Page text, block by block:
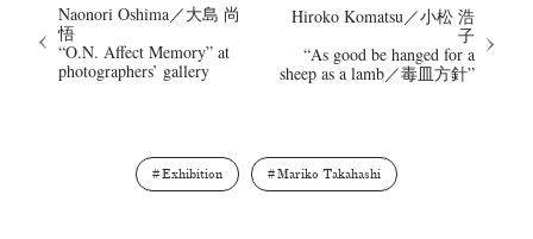
Naonori Oshima／大島 尚
悟
“O.N. Affect Memory” at
photographers’ gallery
Hiroko Komatsu／小松 浩
子
“As good be hanged for a
sheep as a lamb／毒皿方針”
Exhibition Mariko Takahashi